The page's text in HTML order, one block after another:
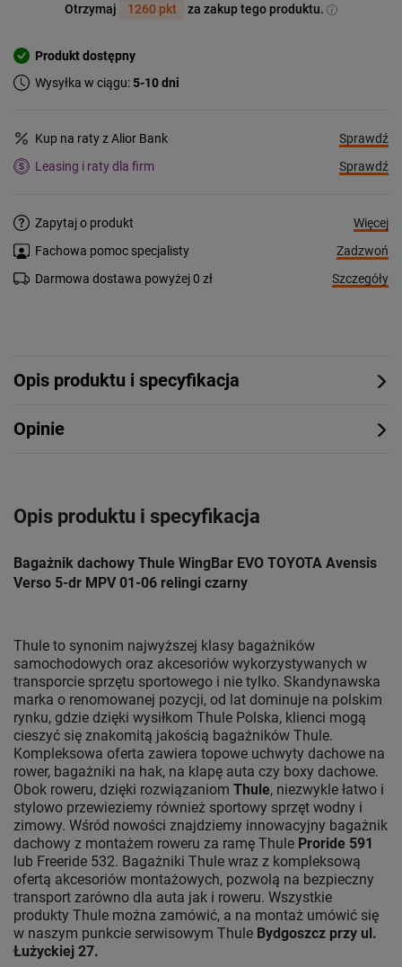
Otrzymaj 1260 pkt za zakup tego produktu.
Produkt dostępny
Wysyłka w ciągu:5-10 dni
Kup na raty z Alior Bank
Sprawdź
Leasing i raty dla firm
Sprawdź
Zapytaj o produkt
Więcej
Fachowa pomoc specjalisty
Zadzwoń
Darmowa dostawa powyżej 0 zł
Szczegóły
Opis produktu i specyfikacja
Opinie
Opis produktu i specyfikacja
Bagażnik dachowy Thule WingBar EVO TOYOTA Avensis
Verso 5-dr MPV 01-06 relingi czarny
Thule to synonim najwyższej klasy bagażników
samochodowych oraz akcesoriów wykorzystywanych w
transporcie sprzętu sportowego i nie tylko. Skandynawska
marka o renomowanej pozycji, od lat dominuje na polskim
rynku, gdzie dzięki wysiłkom Thule Polska, klienci mogą
cieszyć się znakomitą jakością bagażników Thule.
Kompleksowa oferta zawiera topowe uchwyty dachowe na
rower, bagażniki na hak, na klapę auta czy boxy dachowe.
Obok roweru, dzięki rozwiązaniom Thule, niezwykle łatwo i
stylowo przewieziemy również sportowy sprzęt wodny i
zimowy. Wśród nowości znajdziemy innowacyjny bagażnik
dachowy z montażem roweru za ramę Thule Proride 591
lub Freeride 532. Bagażniki Thule wraz z kompleksową
ofertą akcesoriów montażowych, pozwolą na bezpieczny
transport zarówno dla auta jak i roweru. Wszystkie
produkty Thule można zamówić, a na montaż umówić się
w naszym punkcie serwisowym Thule Bydgoszcz przy ul.
Łużyckiej 27.